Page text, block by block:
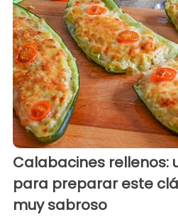
Calabacines rellenos:
para preparar este
muy sabroso